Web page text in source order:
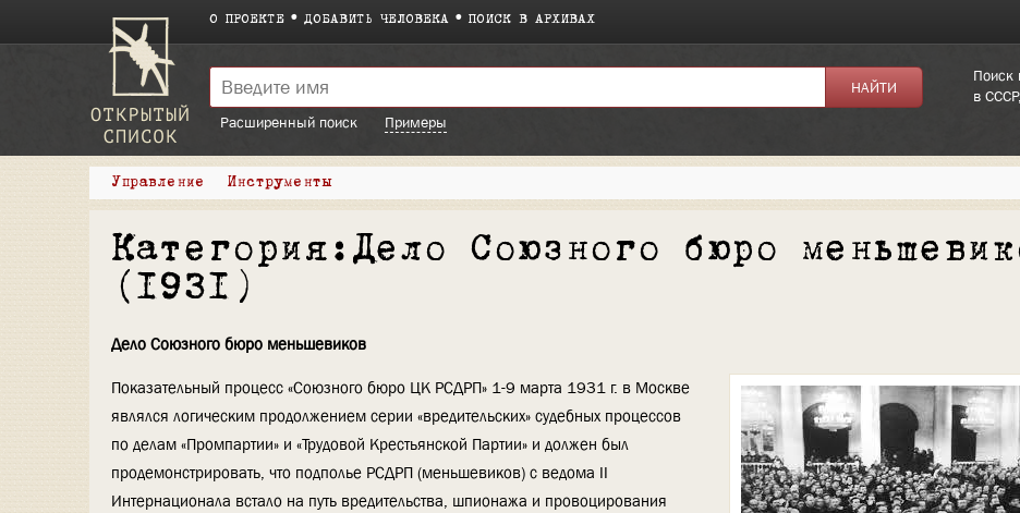
О ПРОЕКТЕ ДОБАВИТЬ ЧЕЛОВЕКА ПОИСК В АРХИВАХ
Поиск
в
Расширенный поиск
Примеры
Управление Инструменты
Категория:Дело Союзного бюро
(1931)
Дело Союзного бюро меньшевиков
Показательный процесс «Союзного бюро ЦК РСДРП» 1-9 марта 1931 г. в Москве
являлся логическим продолжением серии «вредительских» судебных процессов
по делам «Промпартии» и «Трудовой Крестьянской Партии» и должен был
продемонстрировать, что подполье РСДРП (меньшевиков) с ведома II
Интернационала встало на путь вредительства, шпионажа и провоцирования